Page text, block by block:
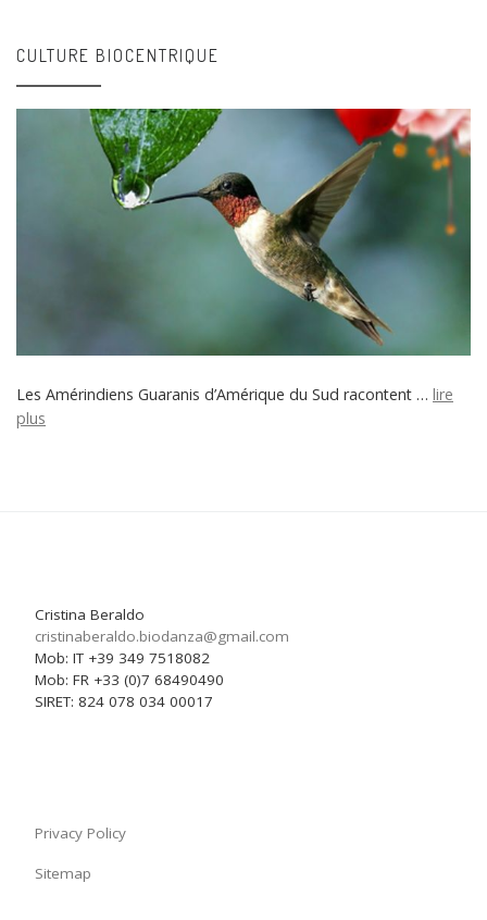
CULTURE BIOCENTRIQUE
Les Amérindiens Guaranis d’Amérique du Sud racontent … lire
plus
Cristina Beraldo
cristinaberaldo.biodanza@gmail.com
Mob: IT +39 349 7518082
Mob: FR +33 (0)7 68490490
SIRET: 824 078 034 00017
Privacy Policy
Sitemap